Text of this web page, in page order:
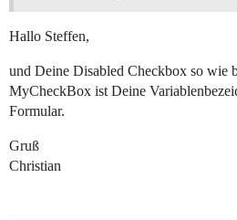
Hallo Steffen,
und Deine Disabled Checkbox so wie
MyCheckBox ist Deine
Formular.
Gruß
Christian